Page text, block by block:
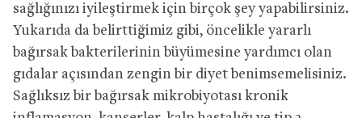
sağlığınızı iyileştirmek için birçok şey yapabilirsiniz.
Yukarıda da belirttiğimiz gibi, öncelikle yararlı
bağırsak bakterilerinin büyümesine yardımcı olan
gıdalar açısından zengin bir diyet benimsemelisiniz.
Sağlıksız bir bağırsak mikrobiyotası kronik